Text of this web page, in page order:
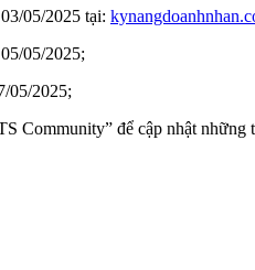
05/2025 tại:
05/2025;
05/2025;
Community” để cập nhật